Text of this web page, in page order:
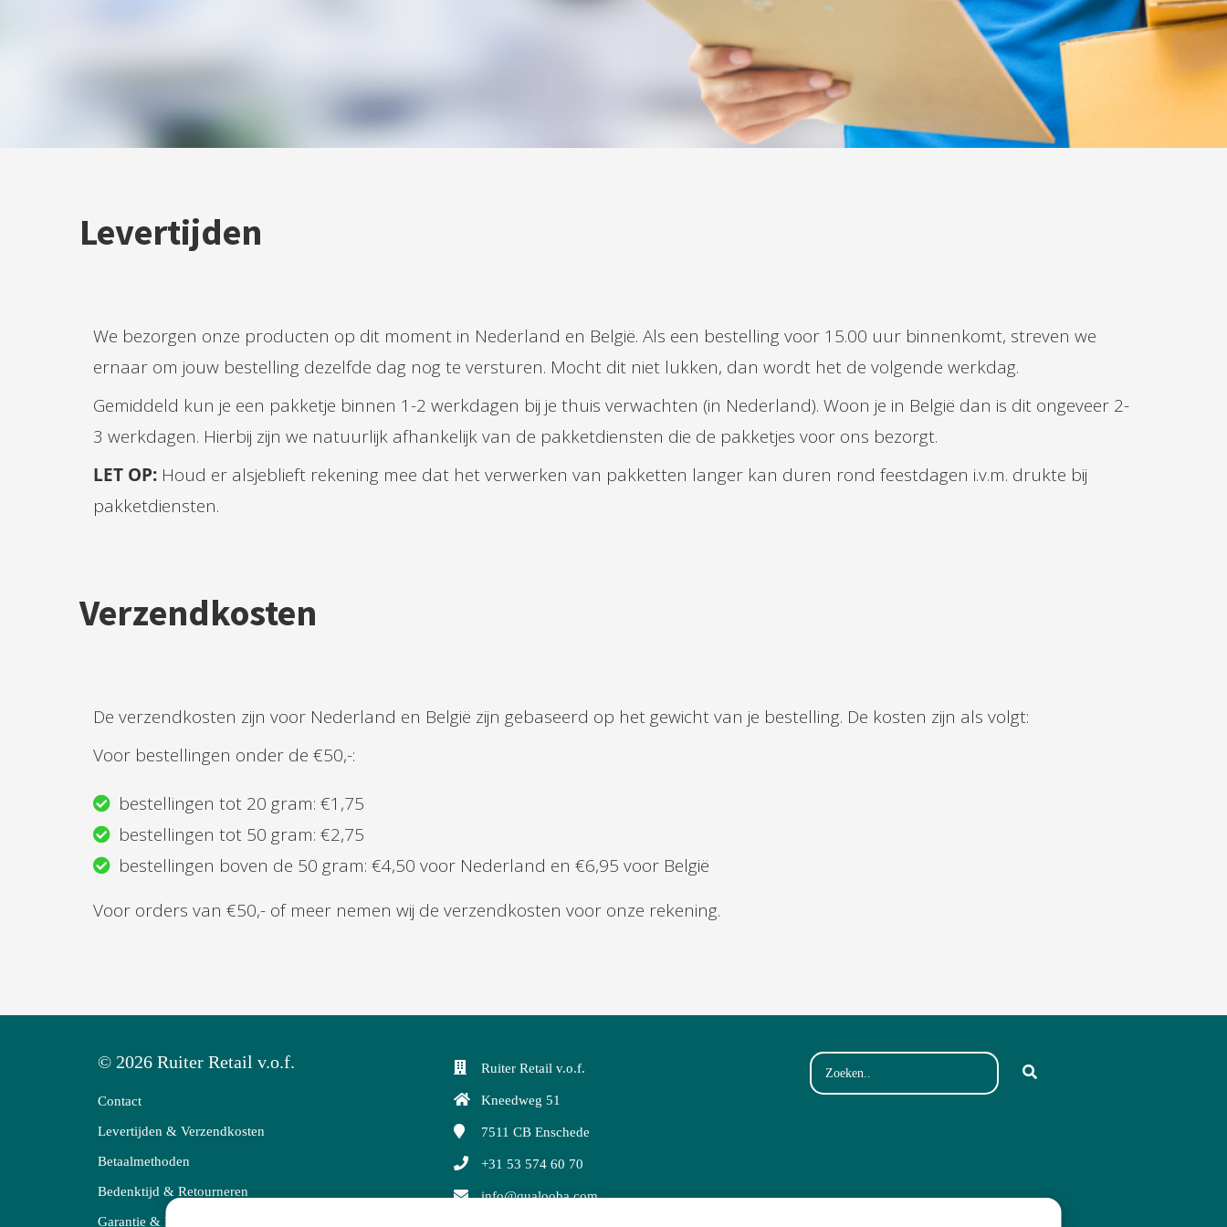
Levertijden
We bezorgen onze producten op dit moment in Nederland en België. Als een bestelling voor 15.00 uur binnenkomt, streven we
ernaar om jouw bestelling dezelfde dag nog te versturen. Mocht dit niet lukken, dan wordt het de volgende werkdag.
Gemiddeld kun je een pakketje binnen 1-2 werkdagen bij je thuis verwachten (in Nederland). Woon je in België dan is dit ongeveer 2-
3 werkdagen. Hierbij zijn we natuurlijk afhankelijk van de pakketdiensten die de pakketjes voor ons bezorgt.
LET OP: Houd er alsjeblieft rekening mee dat het verwerken van pakketten langer kan duren rond feestdagen i.v.m. drukte bij
pakketdiensten.
Verzendkosten
De verzendkosten zijn voor Nederland en België zijn gebaseerd op het gewicht van je bestelling. De kosten zijn als volgt:
Voor bestellingen onder de €50,-:
bestellingen tot 20 gram: €1,75
bestellingen tot 50 gram: €2,75
bestellingen boven de 50 gram: €4,50 voor Nederland en €6,95 voor België
Voor orders van €50,- of meer nemen wij de verzendkosten voor onze rekening.
© 2026 Ruiter Retail v.o.f.
Contact
Levertijden & Verzendkosten
Betaalmethoden
Bedenktijd & Retourneren
Garantie & Klachten
Ruiter Retail v.o.f.
Kneedweg 51
7511 CB Enschede
+31 53 574 60 70
info@qualooba.com